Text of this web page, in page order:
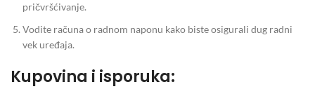
pričvršćivanje.
Vodite računa o radnom naponu kako biste osigurali dug radni
vek uređaja.
Kupovina i isporuka: